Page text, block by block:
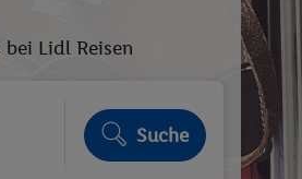
Lidl Reisen
Suche